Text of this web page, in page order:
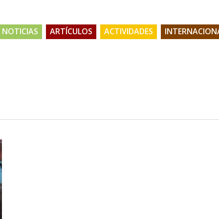
NOTICIAS ARTÍCULOS ACTIVIDADES